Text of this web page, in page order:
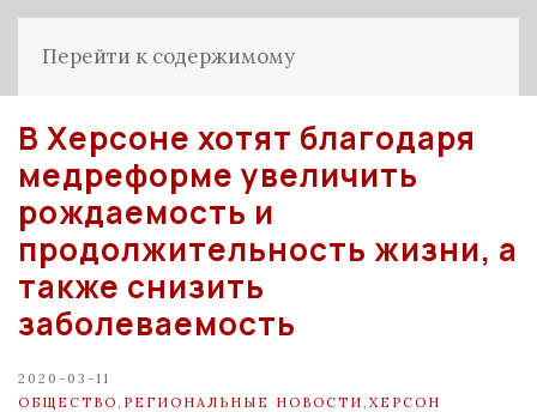
Перейти к содержимому
В Херсоне хотят благодаря
медреформе увеличить
рождаемость и
продолжительность жизни, а
также снизить
заболеваемость
2020-03-11
ОБЩЕСТВО РЕГИОНАЛЬНЫЕ НОВОСТИ ХЕРСОН